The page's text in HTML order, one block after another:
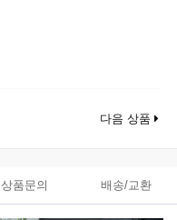
다음 상품
상품문의 배송/교환